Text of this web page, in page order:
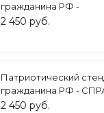
гражданина РФ -
2 450 руб.
Патриотический
гражданина РФ -
0,7х1м арт. 2450_1
2 450 руб.